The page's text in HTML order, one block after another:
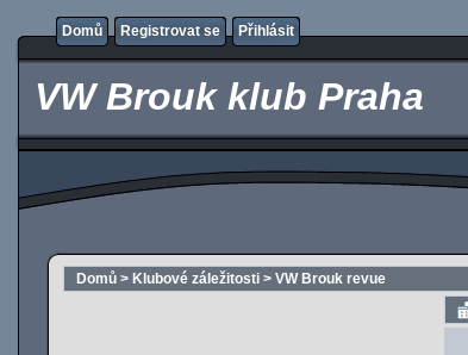
Domů Registrovat se Přihlásit
VW Brouk klub Praha
Domů > Klubové záležitosti > VW Brouk revue